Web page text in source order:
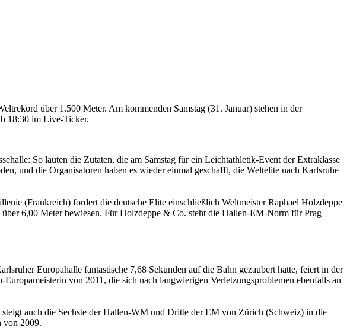
über 1.500 Meter. Am kommenden Samstag (31. Januar) stehen in der
18:30 im Live-Ticker.
So lauten die Zutaten, die am Samstag für ein Leichtathletik-Event der Extraklasse
und die Organisatoren haben es wieder einmal geschafft, die Weltelite nach Karlsruhe
(Frankreich) fordert die deutsche Elite einschließlich Weltmeister Raphael Holzdeppe
6,00 Meter bewiesen. Für Holzdeppe & Co. steht die Hallen-EM-Norm für Prag
Europahalle fantastische 7,68 Sekunden auf die Bahn gezaubert hatte, feiert in der
von 2011, die sich nach langwierigen Verletzungsproblemen ebenfalls an
auch die Sechste der Hallen-WM und Dritte der EM von Zürich (Schweiz) in die
von 2009.